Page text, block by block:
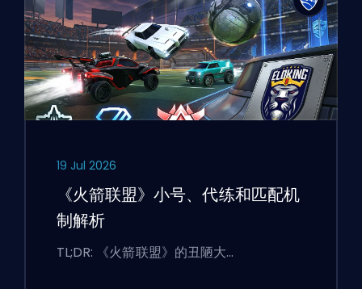
19 Jul 2026
《火箭联盟》小号、代练和匹配机
制解析
TL;DR: 《火箭联盟》的丑陋大…